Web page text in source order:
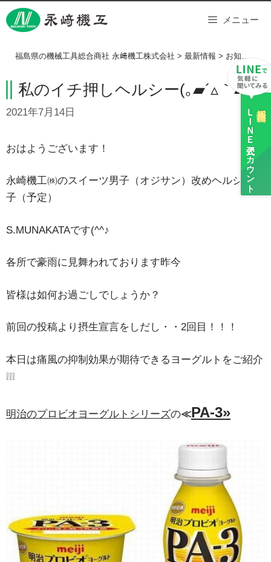
Skip
to
ＬＩＮＥ
公式アカウント
メニュー
福島県の機械工具総合商社 永﨑機工株式会社 > 最新情報 > お知らせ >
私のイチ押しヘルシー(｡▰´▵｀▰｡)
2021年7月14日
おはようございます！
永崎機工㈱のスイーツ男子（オジサン）改めヘルシー男
子（予定）
S.MUNAKATAです(^^♪
各所で豪雨に見舞われております昨今
皆様は如何お過ごしでしょうか？
前回の投稿より摂生宣言をしだし・・2回目！！！
本日は痛風の抑制効果が期待できるヨーグルトをご紹介
❕❕❕
明治のプロビオヨーグルトシリーズの≪PA-3»